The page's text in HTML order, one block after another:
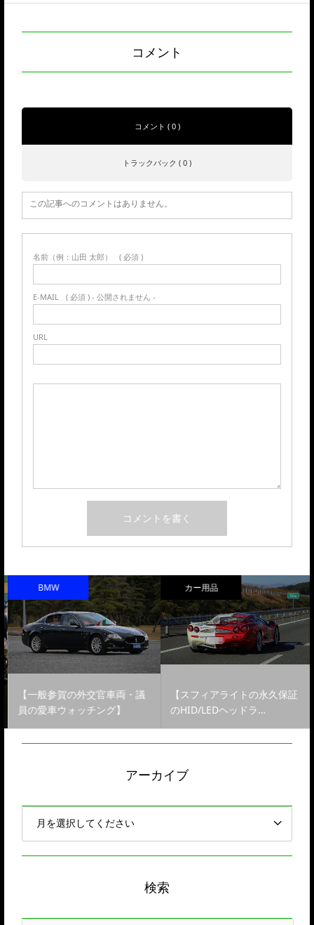
コメント
コメント ( 0 )
トラックバック ( 0 )
この記事へのコメントはありません。
名前（例：山田 太郎） ( 必須 )
E-MAIL ( 必須 ) - 公開されません -
URL
BMW
【一般参賀の外交官車両・議
員の愛車ウォッチング】
カー用品
【スフィアライトの永久保証
のHID/LEDヘッドラ…
アーカイブ
検索